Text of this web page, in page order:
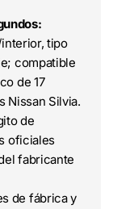
tipo
compatible
de 17
Nissan Silvia.
de
oficiales
fabricante
de fábrica y